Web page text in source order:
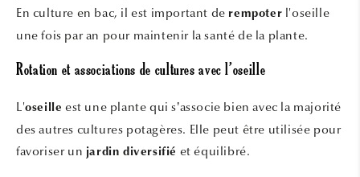
En culture en bac, il est important de rempoter l'oseille
une fois par an pour maintenir la santé de la plante.
Rotation et associations de cultures avec l’oseille
L'oseille est une plante qui s’associe bien avec la majorité
des autres cultures potagères. Elle peut être utilisée pour
favoriser un jardin diversifié et équilibré.